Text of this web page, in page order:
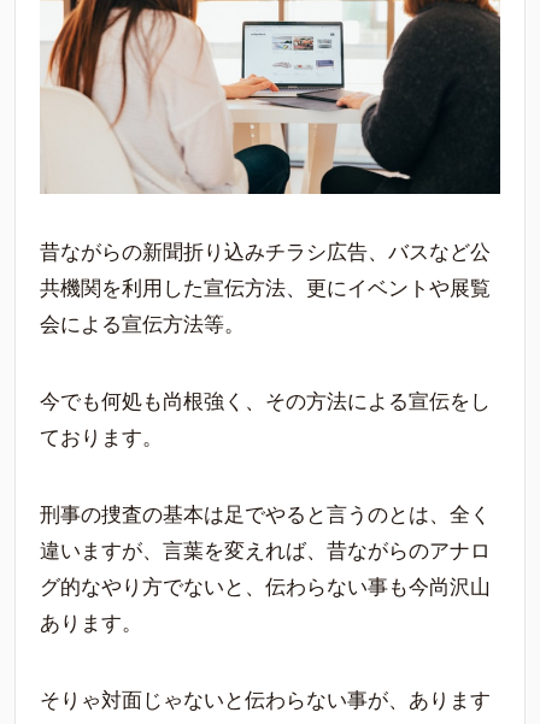
昔ながらの新聞折り込みチラシ広告、バスなど公
共機関を利用した宣伝方法、更にイベントや展覧
会による宣伝方法等。
今でも何処も尚根強く、その方法による宣伝をし
ております。
刑事の捜査の基本は足でやると言うのとは、全く
違いますが、言葉を変えれば、昔ながらのアナロ
グ的なやり方でないと、伝わらない事も今尚沢山
あります。
そりゃ対面じゃないと伝わらない事が、あります